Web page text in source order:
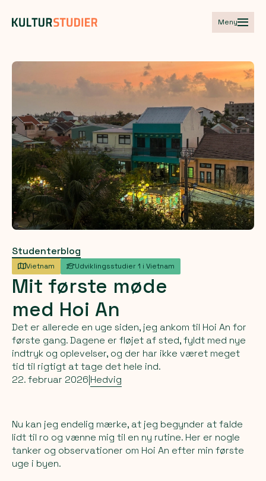
Meny
Studenterblog
Vietnam Udviklingsstudier 1 i Vietnam
Mit første møde
med Hoi An
Det er allerede en uge siden, jeg ankom til Hoi An for
første gang. Dagene er fløjet af sted, fyldt med nye
indtryk og oplevelser, og der har ikke været meget
tid til rigtigt at tage det hele ind.
22. februar 2026|Hedvig
Nu kan jeg endelig mærke, at jeg begynder at falde
lidt til ro og vænne mig til en ny rutine. Her er nogle
tanker og observationer om Hoi An efter min første
uge i byen.